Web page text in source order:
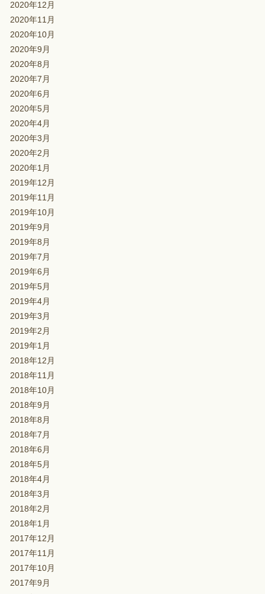
2020年12月
2020年11月
2020年10月
2020年9月
2020年8月
2020年7月
2020年6月
2020年5月
2020年4月
2020年3月
2020年2月
2020年1月
2019年12月
2019年11月
2019年10月
2019年9月
2019年8月
2019年7月
2019年6月
2019年5月
2019年4月
2019年3月
2019年2月
2019年1月
2018年12月
2018年11月
2018年10月
2018年9月
2018年8月
2018年7月
2018年6月
2018年5月
2018年4月
2018年3月
2018年2月
2018年1月
2017年12月
2017年11月
2017年10月
2017年9月